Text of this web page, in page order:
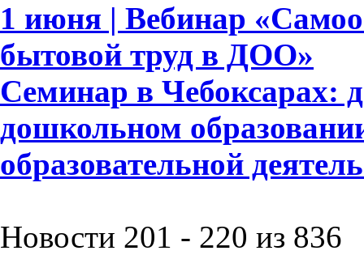
1 июня | Вебинар
бытовой труд в ДОО»
Семинар в Чебоксарах:
дошкольном
образовательной
Новости 201 - 220 из 836